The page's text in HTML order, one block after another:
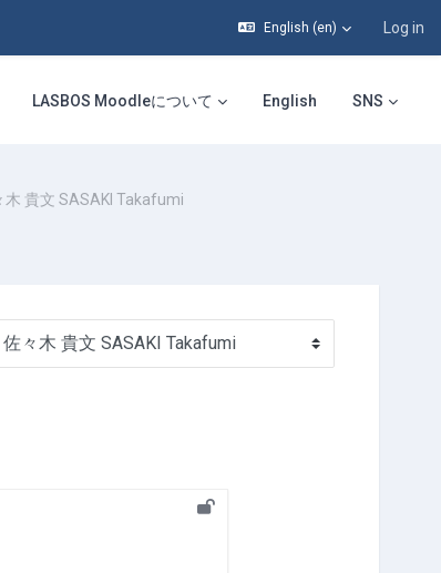
English ‎(en)‎ Log in
LASBOS Moodleについて English SNS
木 貴文 SASAKI Takafumi